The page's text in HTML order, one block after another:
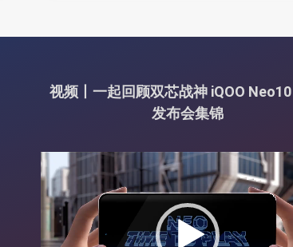
视频丨一起回顾双芯战神 iQOO
发布会集锦
视
频
播
器